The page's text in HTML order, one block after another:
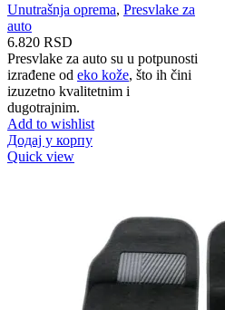
Unutrašnja oprema, Presvlake za
auto
6.820 RSD
Presvlake za auto su u potpunosti
izrađene od eko kože, što ih čini
izuzetno kvalitetnim i
dugotrajnim.
Add to wishlist
Додај у корпу
Quick view